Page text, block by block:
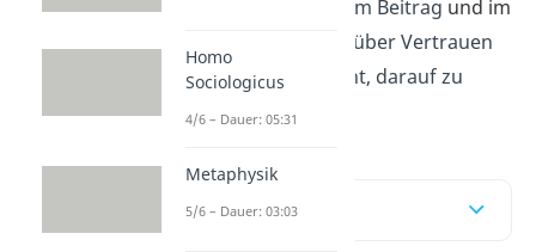
Vertrauen auf? In diesem Beitrag und im
rfährst du alles über Vertrauen
und warum es sich lohnt, darauf zu
setzen!
Inhaltsübersicht
Homo
Sociologicus
4/6 – Dauer: 05:31
Metaphysik
5/6 – Dauer: 03:03